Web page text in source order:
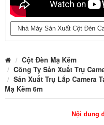
Cột Đèn Mạ Kẽm
Công Ty Sản Xuất Trụ
Sản Xuất Trụ Lắp Camera
Mạ Kẽm 6m
Nội dung